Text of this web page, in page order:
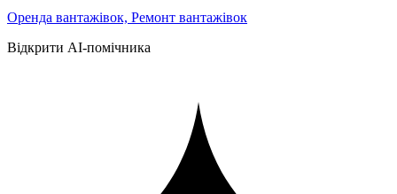
Оренда вантажівок, Ремонт вантажівок
Відкрити AI-помічника